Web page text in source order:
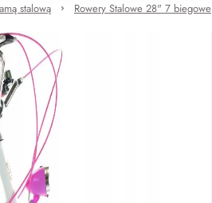
stalową Rowery Stalowe 28" 7 biegowe